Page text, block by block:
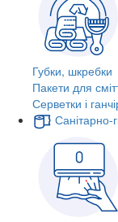
Губки, шкребки
Пакети для
Серветки і
Санітарно-